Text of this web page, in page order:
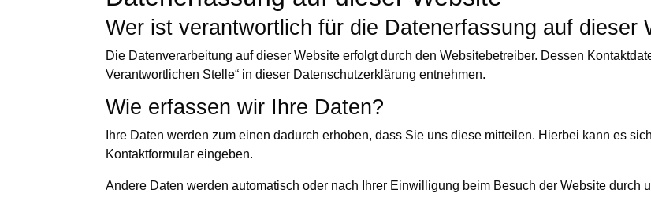
Wer ist verantwortlich für die Datenerfassung auf dieser
Die Datenverarbeitung auf dieser Website erfolgt durch den Websitebetreiber. Dessen
Verantwortlichen Stelle“ in dieser Datenschutzerklärung entnehmen.
Wie erfassen wir Ihre Daten?
Ihre Daten werden zum einen dadurch erhoben, dass Sie uns diese mitteilen. Hierbei kann es
Kontaktformular eingeben.
Andere Daten werden automatisch oder nach Ihrer Einwilligung beim Besuch der Website durch